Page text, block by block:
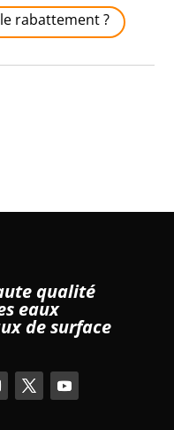
rabattement ?
qualité
eaux
de surface